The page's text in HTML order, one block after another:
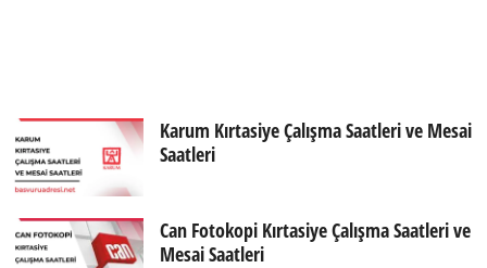
Karum Kırtasiye Çalışma Saatleri ve Mesai
Saatleri
Can Fotokopi Kırtasiye Çalışma Saatleri ve
Mesai Saatleri